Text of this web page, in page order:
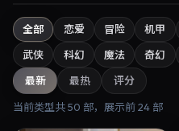
全部 恋爱 冒险 机甲
武侠
科幻 魔法 奇幻
最新 最热 评分
当前类型共50 部，展示前24 部